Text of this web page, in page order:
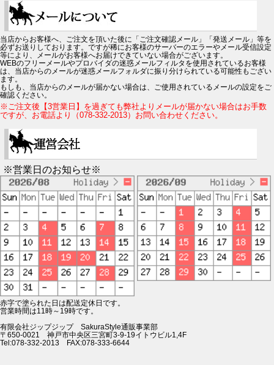
当店からお客様へ、ご注文を頂いた後に「ご注文確認メール」「発送メール」等を
必ずお送りしております。ですが稀にお客様のサーバーのエラーやメール受信設定
等により、メールがお客様へお届けできていない場合がございます。
WEBのフリーメールやプロバイダの迷惑メールフィルタを使用されているお客様
は、当店からのメールが迷惑メールフォルダに振り分けられている可能性もござい
ます。
もしも、当店からのメールが届かない場合は、ご使用されているメールの設定をご
確認ください。
※ご注文後【3営業日】を過ぎても弊社よりメールが届かない場合はお手数
ですが、お電話より（078-332-2013）お問い合わせください。
※営業日のお知らせ※
赤字で塗られた日は配送定休日です。
営業時間は11時～19時です。
有限会社ジップジップ SakuraStyle通販事業部
〒650-0021 神戸市中央区三宮町3-9-19イトウビル1,4F
Tel:078-332-2013 FAX:078-333-6644